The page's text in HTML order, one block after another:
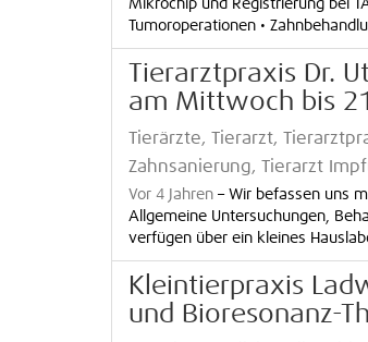
Mikrochip und Registrierung bei
Tumoroperationen •
Tierarztpraxis Dr.
am Mittwoch bis
Tierärzte, Tierarzt,
Zahnsanierung, Tierarzt
Vor 4 Jahren – Wir befassen uns
Allgemeine Untersuchungen,
verfügen über ein kleines
Kleintierpraxis
und Bioresonanz-